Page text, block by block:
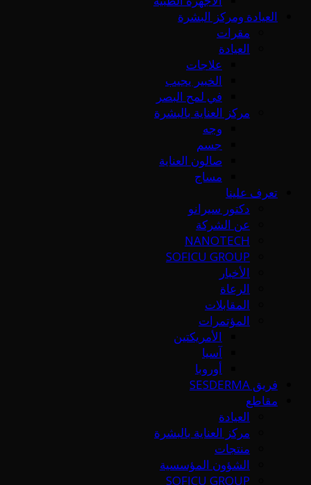
العيادة ومركز البشرة
مقرات
العيادة
علاجات
الخبير يجيب
في لمح البصر
مركز العناية بالبشرة
وجه
جسم
صالون العناية
مساج
تعرف علينا
دكتور سيرانو
عن الشركة
NANOTECH
SOFICU GROUP
الأخبار
الرعاة
المقابلات
المؤتمرات
الأمريكتين
آسيا
أوروبا
فريق SESDERMA
مقاطع
العيادة
مركز العناية بالبشرة
منتجات
الشؤون المؤسسية
SOFICU GROUP